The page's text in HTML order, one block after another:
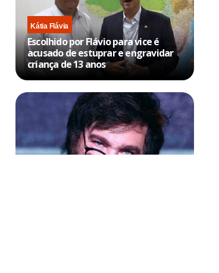
Kátia Flávia
Escolhido por Flávio para vice é
acusado de estuprar e engravidar
criança de 13 anos